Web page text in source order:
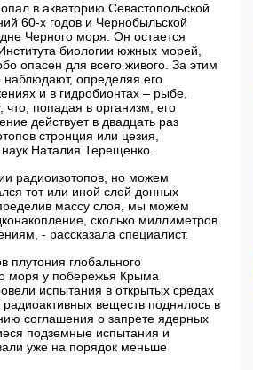
в акваторию Севастопольской
60-х годов и Чернобыльской
Черного моря. Он остается
биологии южных морей,
опасен для всего живого. За этим
определяя его
и в гидробионтах – рыбе,
попадая в организм, его
действует в двадцать раз
стронция или цезия,
наук Наталия Терещенко.
радиоизотопов, но можем
тот или иной слой донных
массу слоя, мы можем
сколько миллиметров
- рассказала специалист.
плутония глобального
моря у побережья Крыма
испытания в открытых средах
веществ поднялось в
соглашения о запрете ядерных
подземные испытания и
уже на порядок меньше